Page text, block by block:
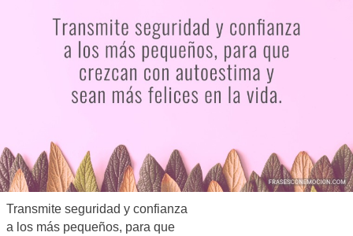
Transmite seguridad y confianza
a los más pequeños, para que